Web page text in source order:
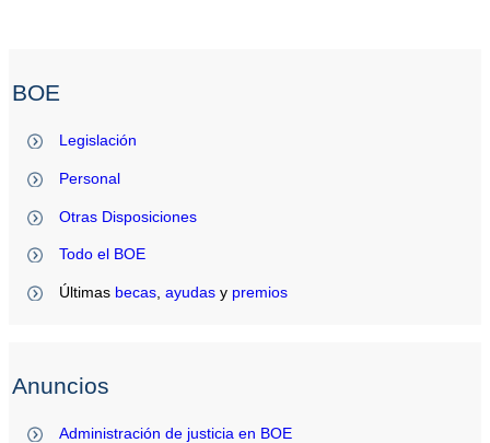
BOE
Legislación
Personal
Otras Disposiciones
Todo el BOE
Últimas becas ,ayudas y premios
Anuncios
Administración de justicia en BOE